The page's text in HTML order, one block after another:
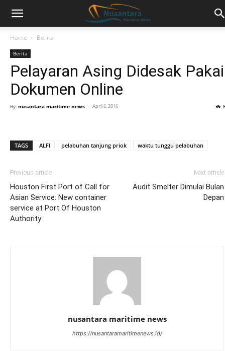
Home Berita
Berita
Pelayaran Asing Didesak Pakai
Dokumen Online
By nusantara maritime news - April 6, 2016
TAGS ALFI pelabuhan tanjung priok waktu tunggu pelabuhan
Previous article
Houston First Port of Call for
Asian Service: New container
service at Port Of Houston
Authority
Next article
Audit Smelter Dimulai Bulan
Depan
nusantara maritime news
https://nusantaramaritimenews.id/